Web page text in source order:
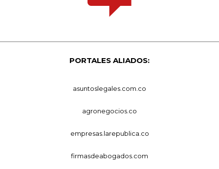
PORTALES ALIADOS:
asuntoslegales.com.co
agronegocios.co
empresas.larepublica.co
firmasdeabogados.com